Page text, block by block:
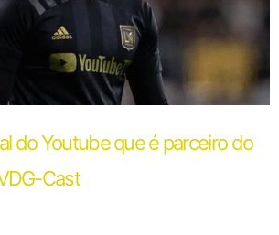
do Youtube que é parceiro do
Cast